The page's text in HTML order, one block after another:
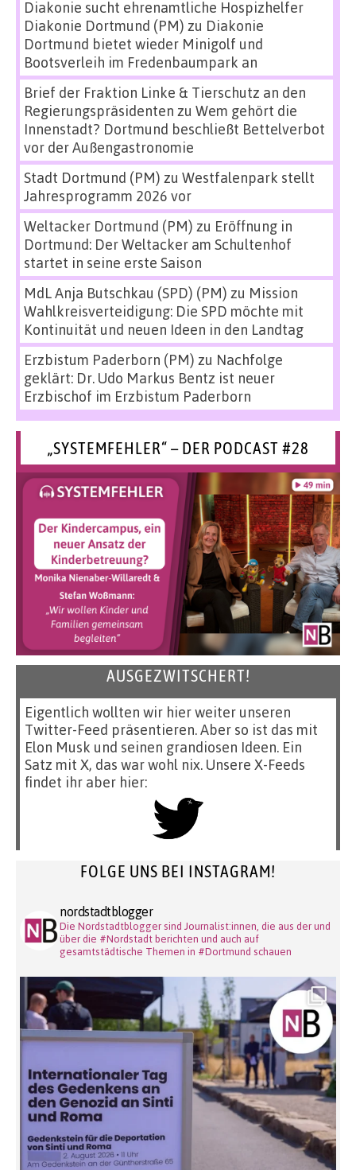
Diakonie sucht ehrenamtliche Hospizhelfer
Diakonie Dortmund (PM) zu Diakonie
Dortmund bietet wieder Minigolf und
Bootsverleih im Fredenbaumpark an
Brief der Fraktion Linke & Tierschutz an den
Regierungspräsidenten zu Wem gehört die
Innenstadt? Dortmund beschließt Bettelverbot
vor der Außengastronomie
Stadt Dortmund (PM) zu Westfalenpark stellt
Jahresprogramm 2026 vor
Weltacker Dortmund (PM) zu Eröffnung in
Dortmund: Der Weltacker am Schultenhof
startet in seine erste Saison
MdL Anja Butschkau (SPD) (PM) zu Mission
Wahlkreisverteidigung: Die SPD möchte mit
Kontinuität und neuen Ideen in den Landtag
Erzbistum Paderborn (PM) zu Nachfolge
geklärt: Dr. Udo Markus Bentz ist neuer
Erzbischof im Erzbistum Paderborn
„SYSTEMFEHLER“ – DER PODCAST #28
AUSGEZWITSCHERT!
Eigentlich wollten wir hier weiter unseren
Twitter-Feed präsentieren. Aber so ist das mit
Elon Musk und seinen grandiosen Ideen. Ein
Satz mit X, das war wohl nix. Unsere X-Feeds
findet ihr aber hier:
FOLGE UNS BEI INSTAGRAM!
nordstadtblogger
Die Nordstadtblogger sind Journalist:innen, die aus der und
über die #Nordstadt berichten und auch auf
gesamtstädtische Themen in #Dortmund schauen